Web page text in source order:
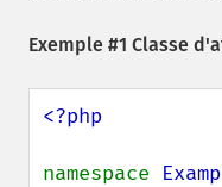
Exemple #1 Classe
<?php
namespace